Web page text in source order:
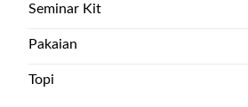
Seminar Kit
Pakaian
Topi